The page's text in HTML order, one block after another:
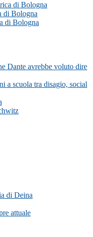
di Bologna
di Bologna
di Bologna
Dante avrebbe voluto dire
a scuola tra disagio, social
di Deina
attuale